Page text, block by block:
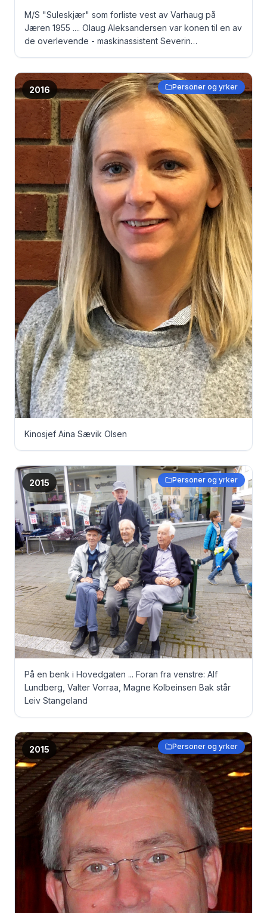
M/S "Suleskjær" som forliste vest av Varhaug på
Jæren 1955 .... Olaug Aleksandersen var konen til en av
de overlevende - maskinassistent Severin
2016 Personer og yrker
Kinosjef Aina Sævik Olsen
2015 Personer og yrker
På en benk i Hovedgaten ... Foran fra venstre: Alf
Lundberg, Valter Vorraa, Magne Kolbeinsen Bak står
Leiv Stangeland
2015 Personer og yrker